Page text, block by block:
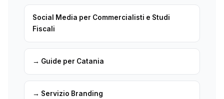
Social Media per Commercialisti e Studi
Fiscali
→ Guide per Catania
→ Servizio Branding